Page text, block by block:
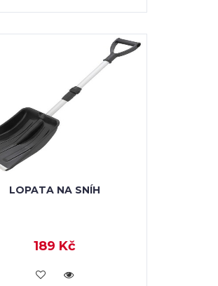
LOPATA NA SNÍH
189 Kč
VLOŽIT DO KOŠÍKU